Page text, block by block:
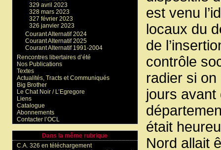
est venu
locaux du
de
contrôle
radier si on
jours avant
était
Nord allait
329 avril 2023
328 mars 2023
327 février 2023
326 janvier 2023
Courant Alternatif 2024
Courant Alternatif 2025
Courant Alternatif 1991-2004
Rencontres libertaires d’été
Nos Publications
Textes
Actualités, Tracts et Communiqués
Big Brother
Le Chat Noir / L’Egregore
Liens
Catalogue
Abonnements
Contacter l’OCL
Dans la même rubrique
C.A. 326 en téléchargement